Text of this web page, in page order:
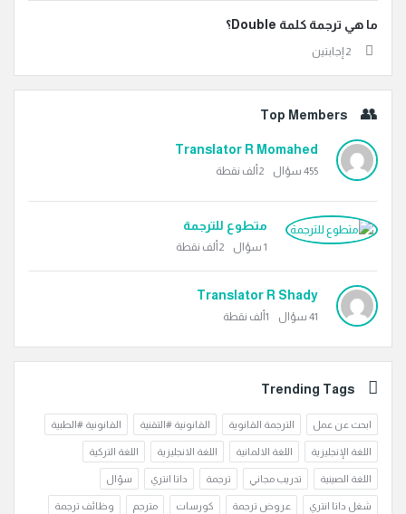
ما هي ترجمة كلمة Double؟
‫2 إجابتين
Top Members
Translator R Momahed
455 سؤال 2ألف نقطة
متطوع للترجمة
1 سؤال 2ألف نقطة
Translator R Shady
41 سؤال 1ألف نقطة
Trending Tags
ابحث عن عمل الترجمة القانوية القانونية #التقنية القانونية #الطبية
اللغة الإنجليزية اللغة الالمانية اللغة الانجليزية اللغة التركية
اللغة الصينية تدريب مجاني ترجمة داتا انتري سؤال
شغل داتا انتري عروض ترجمة كورسات مترجم وظائف ترجمة